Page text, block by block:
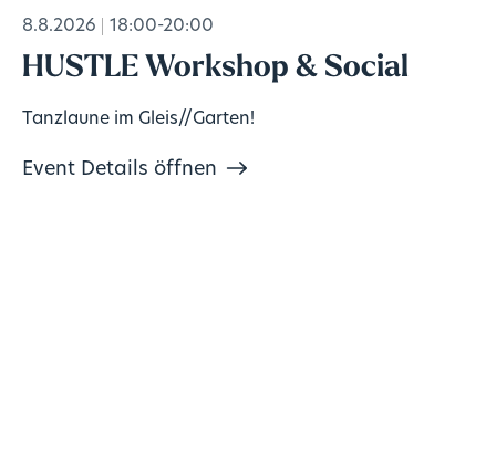
8.8.2026 18:00-20:00
HUSTLE Workshop & Social
Tanzlaune im Gleis//Garten!
Event Details öffnen